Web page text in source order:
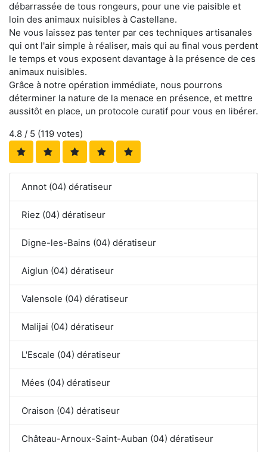
débarrassée de tous rongeurs, pour une vie paisible et
loin des animaux nuisibles à Castellane.
Ne vous laissez pas tenter par ces techniques artisanales
qui ont l'air simple à réaliser, mais qui au final vous perdent
le temps et vous exposent davantage à la présence de ces
animaux nuisibles.
Grâce à notre opération immédiate, nous pourrons
déterminer la nature de la menace en présence, et mettre
aussitôt en place, un protocole curatif pour vous en libérer.
4.8 / 5 (119 votes)
Annot (04) dératiseur
Riez (04) dératiseur
Digne-les-Bains (04) dératiseur
Aiglun (04) dératiseur
Valensole (04) dératiseur
Malijai (04) dératiseur
L'Escale (04) dératiseur
Mées (04) dératiseur
Oraison (04) dératiseur
Château-Arnoux-Saint-Auban (04) dératiseur